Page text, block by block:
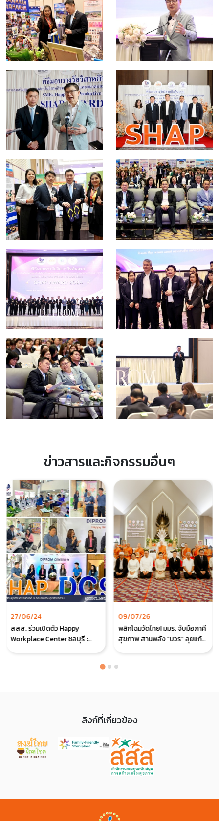
ข่าวสารและกิจกรรมอื่นๆ
27/06/24
สสส. ร่วมเปิดตัว Happy
Workplace Center ชลบุรี :
09/07/26
พลิกโฉมวัดไทย! มมร. จับมือภาคี
สุขภาพ สานพลัง “บวร” ลุยแก้
คณาราม” ทั่วไทย
ลิงก์ที่เกี่ยวข้อง